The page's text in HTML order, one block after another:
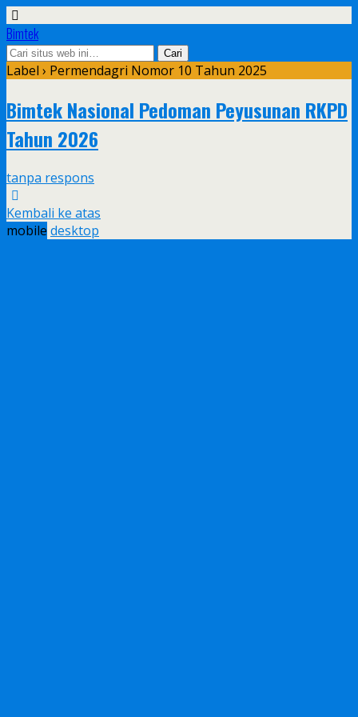
Bimtek
Label › Permendagri Nomor 10 Tahun 2025
Bimtek Nasional Pedoman Peyusunan RKPD
Tahun 2026
tanpa respons
Kembali ke atas
mobile desktop